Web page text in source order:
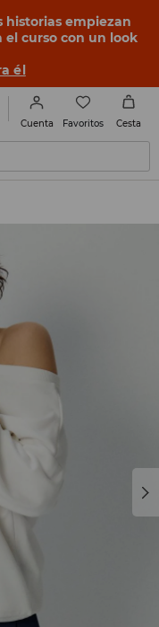
historias empiezan
curso con un look
él
Cuenta Favoritos Cesta